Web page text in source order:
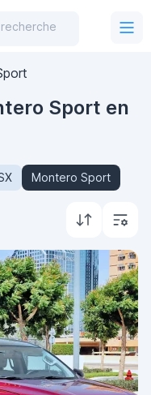
recherche
Sport en
Montero Sport